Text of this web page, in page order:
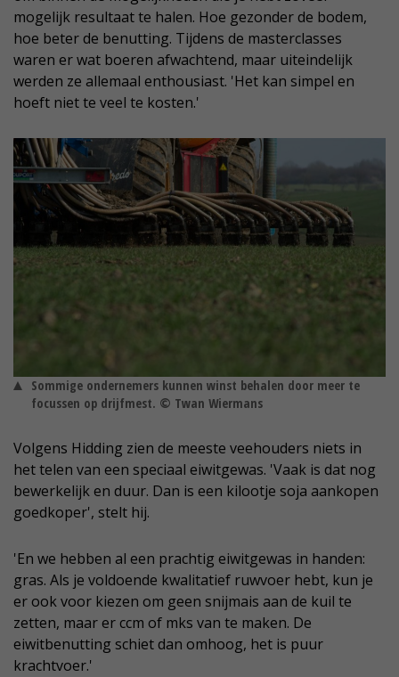
mogelijk resultaat te halen. Hoe gezonder de bodem,
hoe beter de benutting. Tijdens de masterclasses
waren er wat boeren afwachtend, maar uiteindelijk
werden ze allemaal enthousiast. 'Het kan simpel en
hoeft niet te veel te kosten.'
Sommige ondernemers kunnen winst behalen door meer te
focussen op drijfmest. © Twan Wiermans
Volgens Hidding zien de meeste veehouders niets in
het telen van een speciaal eiwitgewas. 'Vaak is dat nog
bewerkelijk en duur. Dan is een kilootje soja aankopen
goedkoper', stelt hij.
'En we hebben al een prachtig eiwitgewas in handen:
gras. Als je voldoende kwalitatief ruwvoer hebt, kun je
er ook voor kiezen om geen snijmais aan de kuil te
zetten, maar er ccm of mks van te maken. De
eiwitbenutting schiet dan omhoog, het is puur
krachtvoer.'